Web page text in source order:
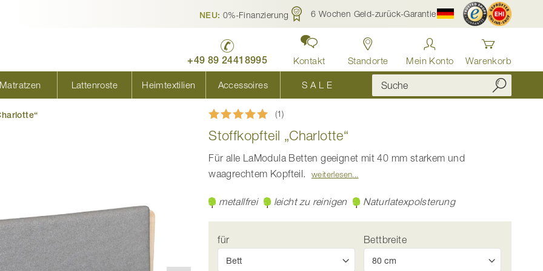
NEU: 0%-Finanzierung 6 Wochen Geld-zurück-Garantie
+49 89 24418995 Kontakt Standorte Mein Konto Warenkorb
Matratzen Lattenroste Heimtextilien Accessoires S A L E
Bewertung:
100
% of 100
1
Stoffkopfteil „Charlotte“
Für alle LaModula Betten geeignet mit 40 mm starkem und
waagrechtem Kopfteil.
weiterlesen
metallfrei leicht zu reinigen Naturlatexpolsterung
für Bettbreite